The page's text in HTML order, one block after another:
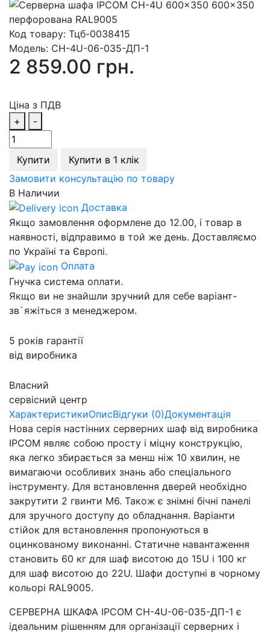
Код товару: Тцб-0038415
Модель: СН-4U-06-035-ДП-1
2 859.00 грн.
Ціна з ПДВ
+
-
Купити
Купити в 1 клік
Замовити консультацію по товару
В Наличии
Доставка
Якщо замовлення оформлене до 12.00, і товар в
наявності, відправимо в той же день. Доставляємо
по Україні та Європі.
Оплата
Гнучка система оплати.
Якщо ви не знайшли зручний для себе варіант-
зв`яжіться з менеджером.
5 років гарантії
від виробника
Власний
сервісний центр
ХарактеристикиОписВідгуки (0)Документація
Нова серія настінних серверних шаф від виробника
IPCOM являє собою просту і міцну конструкцію,
яка легко збирається за менш ніж 10 хвилин, не
вимагаючи особливих знань або спеціального
інструменту. Для встановлення дверей необхідно
закрутити 2 гвинти М6. Також є знімні бічні панелі
для зручного доступу до обладнання. Варіанти
стійок для встановлення пропонуються в
оцинкованому виконанні. Статичне навантаження
становить 60 кг для шаф висотою до 15U і 100 кг
для шаф висотою до 22U. Шафи доступні в чорному
кольорі RAL9005.
СЕРВЕРНА ШКАФА IPCOM СН-4U-06-035-ДП-1 є
ідеальним рішенням для організації серверних і